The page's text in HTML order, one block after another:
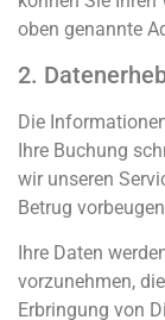
oben genannte
2.
Die
Ihre Buchung
wir unseren
Betrug
Ihre Daten
vorzunehmen,
Erbringung von